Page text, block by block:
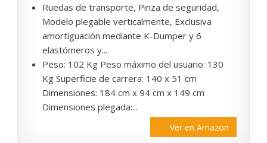
Ruedas de transporte, Pinza de seguridad,
Modelo plegable verticalmente, Exclusiva
amortiguación mediante K-Dumper y 6
elastómeros y...
Peso: 102 Kg Peso máximo del usuario: 130
Kg Superficie de carrera: 140 x 51 cm
Dimensiones: 184 cm x 94 cm x 149 cm
Dimensiones plegada:...
Ver en Amazon